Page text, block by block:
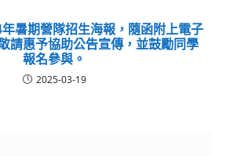
暑期營隊招生海報，隨函附上電子
請惠予協助公告宣傳，並鼓勵同學
報名參與。
2025-03-19